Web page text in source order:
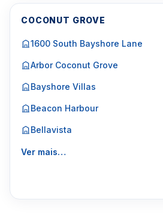
COCONUT GROVE
1600 South Bayshore Lane
Arbor Coconut Grove
Bayshore Villas
Beacon Harbour
Bellavista
Ver mais…